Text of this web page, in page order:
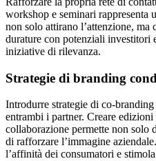
workshop e seminari rappresenta
non solo attirano l’attenzione, ma
durature con potenziali investitori
iniziative di rilevanza.
Strategie di branding
Introdurre strategie di co-
entrambi i partner. Creare
collaborazione permette non solo
di rafforzare l’immagine
l’affinità dei consumatori e